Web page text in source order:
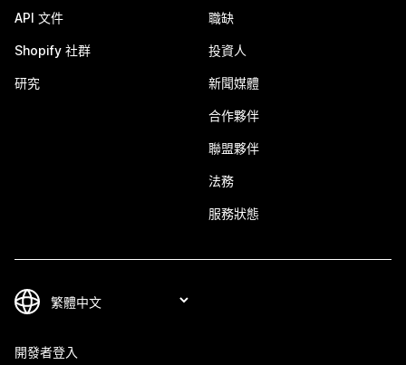
API 文件
Shopify 社群
研究
職缺
投資人
新聞媒體
合作夥伴
聯盟夥伴
法務
服務狀態
開發者登入